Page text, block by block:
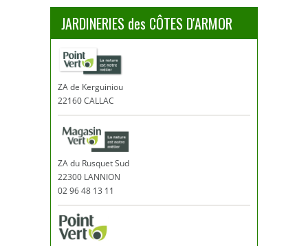
JARDINERIES des CÔTES D'ARMOR
ZA de Kerguiniou
22160 CALLAC
ZA du Rusquet Sud
22300 LANNION
02 96 48 13 11